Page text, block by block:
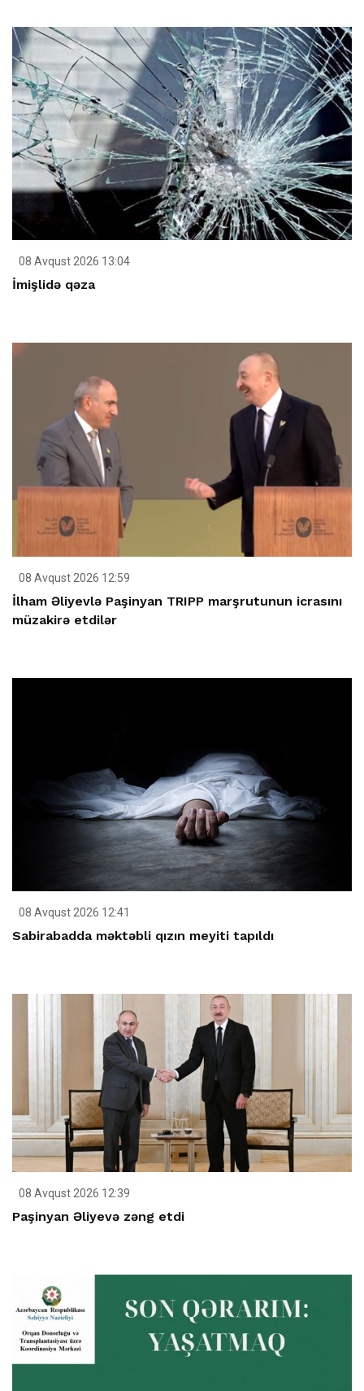
08 Avqust 2026 13:04
İmişlidə qəza
08 Avqust 2026 12:59
İlham Əliyevlə Paşinyan TRIPP marşrutunun icrasını
müzakirə etdilər
08 Avqust 2026 12:41
Sabirabadda məktəbli qızın meyiti tapıldı
08 Avqust 2026 12:39
Paşinyan Əliyevə zəng etdi